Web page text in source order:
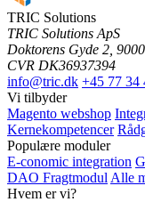
TRIC Solutions
TRIC Solutions ApS
Doktorens Gyde 2,
CVR DK36937394
info@tric.dk +45 77 34
Vi tilbyder
Magento webshop
Kernekompetencer
Populære moduler
E-conomic integration
DAO Fragtmodul Alle
Hvem er vi?